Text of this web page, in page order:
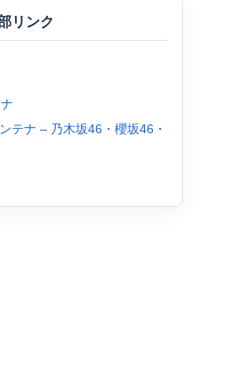
リンク
テナ – 乃木坂46・櫻坂46・